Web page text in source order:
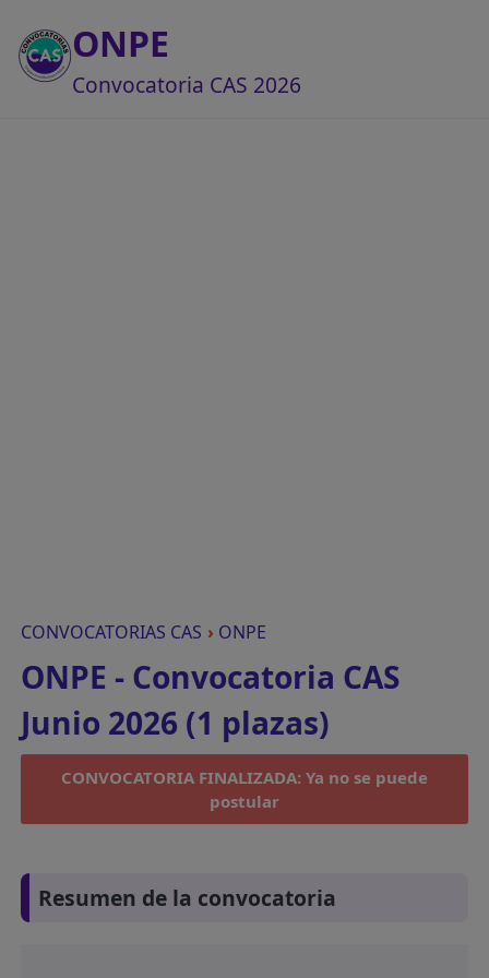
ONPE
Convocatoria CAS 2026
CONVOCATORIAS CAS › ONPE
ONPE - Convocatoria CAS
Junio 2026 (1 plazas)
CONVOCATORIA FINALIZADA: Ya no se puede
postular
Resumen de la convocatoria